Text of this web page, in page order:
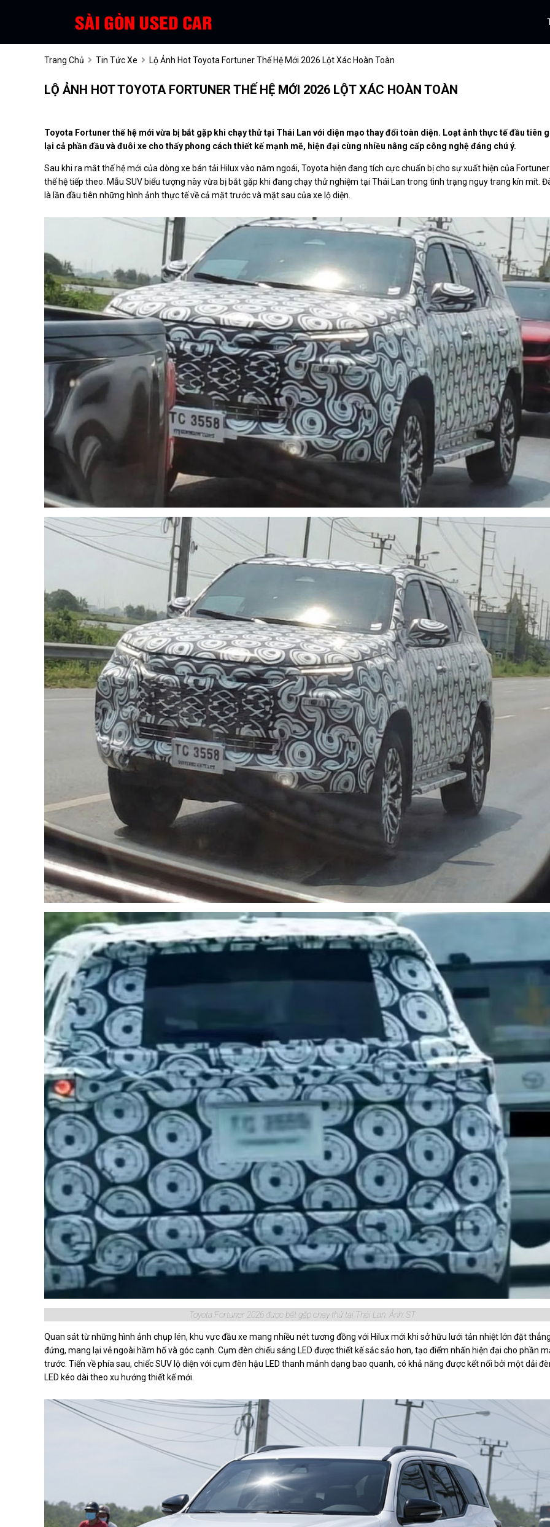
Trang Chủ Tin Tức Xe Lộ Ảnh Hot Toyota Fortuner Thế Hệ Mới 2026 Lột Xác Hoàn Toàn
LỘ ẢNH HOT TOYOTA FORTUNER THẾ HỆ MỚI 2026 LỘT XÁC HOÀN TOÀN
Toyota Fortuner thế hệ mới vừa bị bắt gặp khi chạy thử tại Thái Lan với diện mạo thay đổi toàn diện. Loạt ảnh thực tế đầu tiên
lại cả phần đầu và đuôi xe cho thấy phong cách thiết kế mạnh mẽ, hiện đại cùng nhiều nâng cấp công nghệ đáng chú ý.
Sau khi ra mắt thế hệ mới của dòng xe bán tải Hilux vào năm ngoái, Toyota hiện đang tích cực chuẩn bị cho sự xuất hiện của Fortuner
thế hệ tiếp theo. Mẫu SUV biểu tượng này vừa bị bắt gặp khi đang chạy thử nghiệm tại Thái Lan trong tình trạng ngụy trang kín mít.
là lần đầu tiên những hình ảnh thực tế về cả mặt trước và mặt sau của xe lộ diện.
Toyota Fortuner 2026 được bắt gặp chạy thử tại Thái Lan. Ảnh: ST
Quan sát từ những hình ảnh chụp lén, khu vực đầu xe mang nhiều nét tương đồng với Hilux mới khi sở hữu lưới tản nhiệt lớn đặt
đứng, mang lại vẻ ngoài hầm hố và góc cạnh. Cụm đèn chiếu sáng LED được thiết kế sắc sảo hơn, tạo điểm nhấn hiện đại cho phần
trước. Tiến về phía sau, chiếc SUV lộ diện với cụm đèn hậu LED thanh mảnh dạng bao quanh, có khả năng được kết nối bởi một dải
LED kéo dài theo xu hướng thiết kế mới.